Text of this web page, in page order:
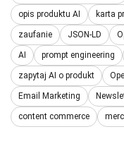
opis produktu AI karta
zaufanie JSON-LD
AI prompt engineering
zapytaj AI o produkt
Email Marketing
content commerce